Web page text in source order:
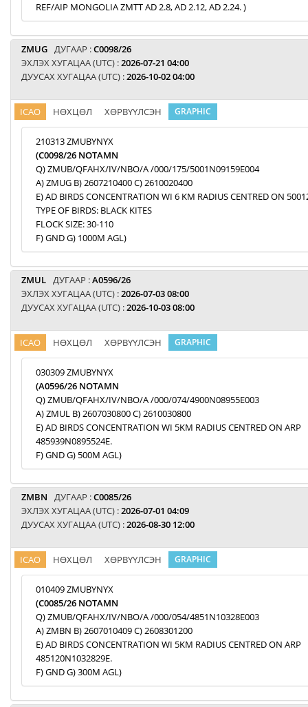
REF/AIP MONGOLIA ZMTT AD 2.8, AD 2.12, AD 2.24. )
ZMUG ДУГААР :C0098/26
ЭХЛЭХ ХУГАЦАА (UTC) :2026-07-21 04:00
ДУУСАХ ХУГАЦАА (UTC) :2026-10-02 04:00
ICAO НӨХЦӨЛ ХӨРВҮҮЛСЭН GRAPHIC
210313 ZMUBYNYX
(C0098/26 NOTAMN
Q) ZMUB/QFAHX/IV/NBO/A /000/175/5001N09159E004
A) ZMUG B) 2607210400 C) 2610020400
E) AD BIRDS CONCENTRATION WI 6 KM RADIUS CENTRED ON
TYPE OF BIRDS: BLACK KITES
FLOCK SIZE: 30-110
F) GND G) 1000M AGL)
ZMUL ДУГААР :A0596/26
ЭХЛЭХ ХУГАЦАА (UTC) :2026-07-03 08:00
ДУУСАХ ХУГАЦАА (UTC) :2026-10-03 08:00
ICAO НӨХЦӨЛ ХӨРВҮҮЛСЭН GRAPHIC
030309 ZMUBYNYX
(A0596/26 NOTAMN
Q) ZMUB/QFAHX/IV/NBO/A /000/074/4900N08955E003
A) ZMUL B) 2607030800 C) 2610030800
E) AD BIRDS CONCENTRATION WI 5KM RADIUS CENTRED ON ARP
485939N0895524E.
F) GND G) 500M AGL)
ZMBN ДУГААР :C0085/26
ЭХЛЭХ ХУГАЦАА (UTC) :2026-07-01 04:09
ДУУСАХ ХУГАЦАА (UTC) :2026-08-30 12:00
ICAO НӨХЦӨЛ ХӨРВҮҮЛСЭН GRAPHIC
010409 ZMUBYNYX
(C0085/26 NOTAMN
Q) ZMUB/QFAHX/IV/NBO/A /000/054/4851N10328E003
A) ZMBN B) 2607010409 C) 2608301200
E) AD BIRDS CONCENTRATION WI 5KM RADIUS CENTRED ON ARP
485120N1032829E.
F) GND G) 300M AGL)